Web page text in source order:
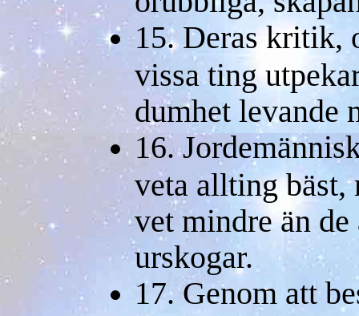
15. Deras kritik,
vissa ting
dumhet levande
16.
veta allting bäst,
vet mindre än
urskogar.
17. Genom att